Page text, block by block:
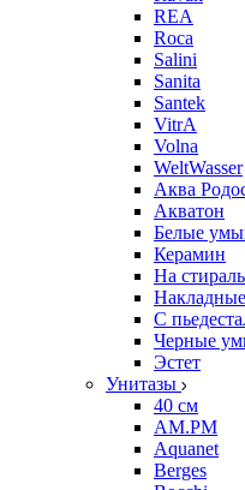
REA
Roca
Salini
Sanita
Santek
VitrA
Volna
WeltWasser
Аква
Акватон
Белые
Керамин
На
Накладные
С
Черные
Эстет
Унитазы
40 см
AM.PM
Aquanet
Berges